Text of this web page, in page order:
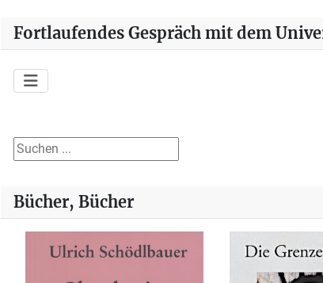
Fortlaufendes Gespräch mit dem
Suchen ...
Bücher, Bücher